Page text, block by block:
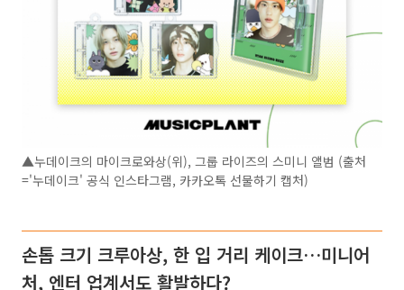
▲누데이크의 마이크로와상(위), 그룹 라이즈의 스미니 앨범 (출처
='누데이크' 공식 인스타그램, 카카오톡 선물하기 캡처)
손톱 크기 크루아상, 한 입 거리 케이크…미니어
처, 엔터 업계서도 활발하다?